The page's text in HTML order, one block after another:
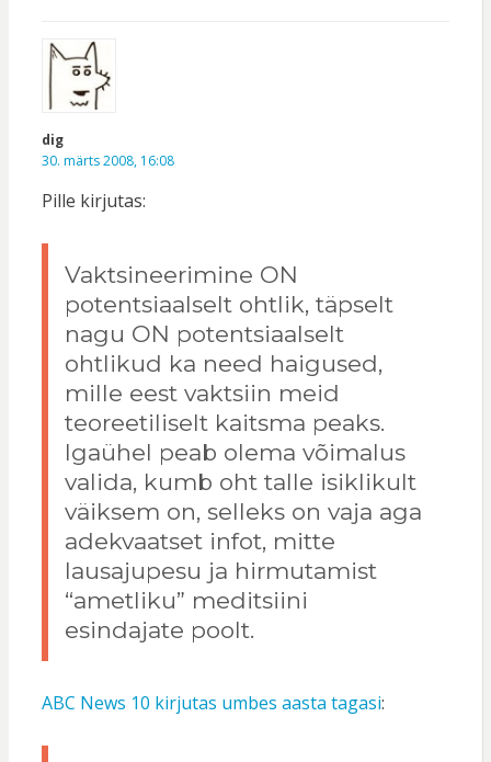
dig
30. märts 2008, 16:08
Pille kirjutas:
Vaktsineerimine ON
potentsiaalselt ohtlik, täpselt
nagu ON potentsiaalselt
ohtlikud ka need haigused,
mille eest vaktsiin meid
teoreetiliselt kaitsma peaks.
Igaühel peab olema võimalus
valida, kumb oht talle isiklikult
väiksem on, selleks on vaja aga
adekvaatset infot, mitte
lausajupesu ja hirmutamist
“ametliku” meditsiini
esindajate poolt.
ABC News 10 kirjutas umbes aasta tagasi: